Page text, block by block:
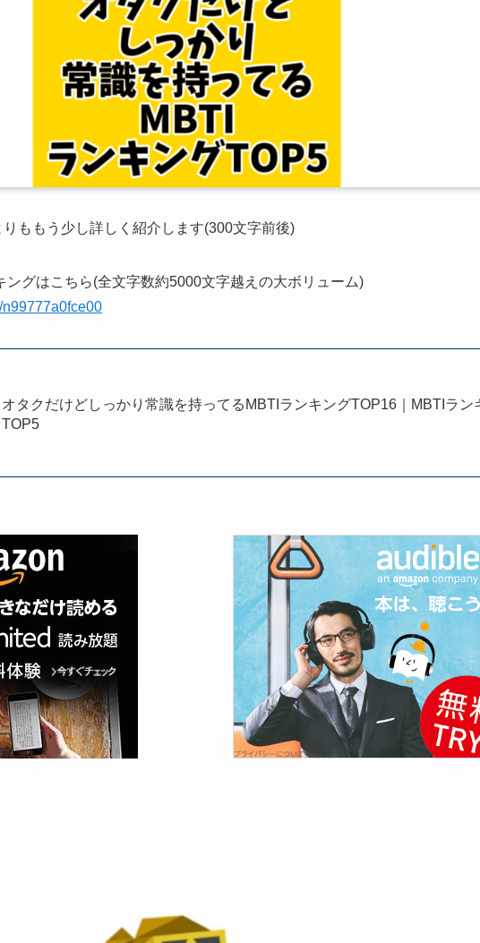
ももう少し詳しく紹介します(300文字前後)
ングはこちら(全文字数約5000文字越えの大ボリューム)
n99777a0fce00
オタクだけどしっかり常識を持ってるMBTIランキングTOP16｜MBTIラン
TOP5